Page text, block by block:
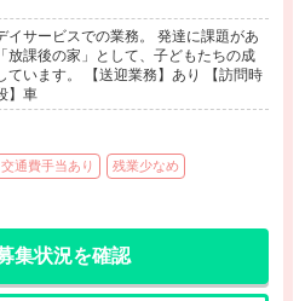
イサービスでの業務。 発達に課題があ
放課後の家」として、子どもたちの成
ています。 【送迎業務】あり 【訪問時
】車
交通費手当あり 残業少なめ
集状況を確認